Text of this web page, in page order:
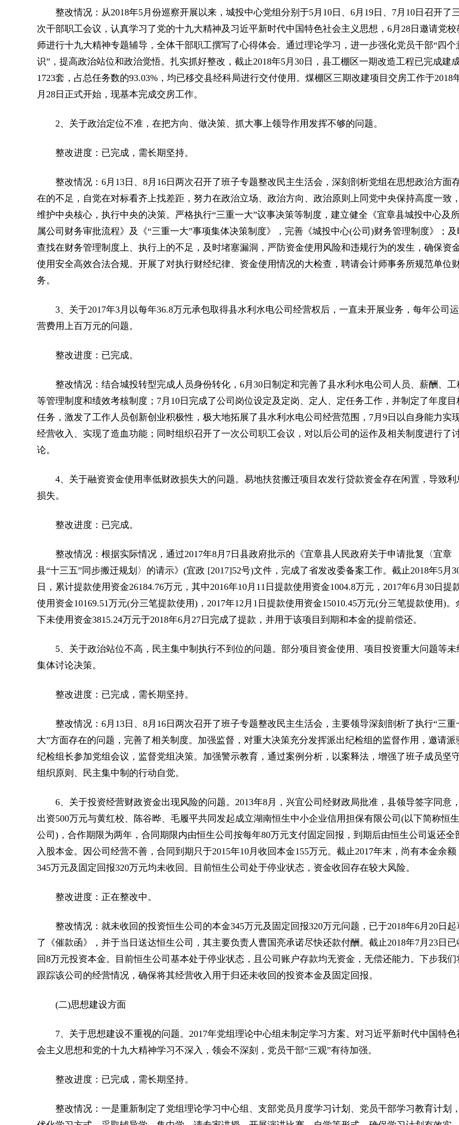
整改情况：从2018年5月份巡察开展以来，城投中心党组分别于5月10日、6月19日、7月10日召开了
次干部职工会议，认真学习了党的十九大精神及习近平新时代中国特色社会主义思想，6月28日邀请党校
师进行十九大精神专题辅导，全体干部职工撰写了心得体会。通过理论学习，进一步强化党员干部“四个
识”，提高政治站位和政治觉悟。扎实抓好整改，截止2018年5月30日，县工棚区一期改造工程已完成建
1723套，占总任务数的93.03%，均已移交县经科局进行交付使用。煤棚区三期改建项目交房工作于2018
月28日正式开始，现基本完成交房工作。
2、关于政治定位不准，在把方向、做决策、抓大事上领导作用发挥不够的问题。
整改进度：已完成，需长期坚持。
整改情况：6月13日、8月16日两次召开了班子专题整改民主生活会，深刻剖析党组在思想政治方面
在的不足，自觉在对标看齐上找差距，努力在政治立场、政治方向、政治原则上同党中央保持高度一致，
维护中央核心，执行中央的决策。严格执行“三重一大”议事决策等制度，建立健全《宜章县城投中心及
属公司财务审批流程》及《“三重一大”事项集体决策制度》，完善《城投中心(公司)财务管理制度》；及
查找在财务管理制度上、执行上的不足，及时堵塞漏洞，严防资金使用风险和违规行为的发生，确保资
使用安全高效合法合规。开展了对执行财经纪律、资金使用情况的大检查，聘请会计师事务所规范单位
务。
3、关于2017年3月以每年36.8万元承包取得县水利水电公司经营权后，一直未开展业务，每年公司运
营费用上百万元的问题。
整改进度：已完成。
整改情况：结合城投转型完成人员身份转化，6月30日制定和完善了县水利水电公司人员、薪酬、工
等管理制度和绩效考核制度；7月10日完成了公司岗位设定及定岗、定人、定任务工作，并制定了年度目
任务，激发了工作人员创新创业积极性，极大地拓展了县水利水电公司经营范围，7月9日以自身能力实
经营收入、实现了造血功能；同时组织召开了一次公司职工会议，对以后公司的运作及相关制度进行了
论。
4、关于融资资金使用率低财政损失大的问题。易地扶贫搬迁项目农发行贷款资金存在闲置，导致利
损失。
整改进度：已完成。
整改情况：根据实际情况，通过2017年8月7日县政府批示的《宜章县人民政府关于申请批复〈宜章
县“十三五”同步搬迁规划〉的请示》(宜政 [2017]52号)文件，完成了省发改委备案工作。截止2018年5月
日，累计提款使用资金26184.76万元，其中2016年10月11日提款使用资金1004.8万元，2017年6月30日提
使用资金10169.51万元(分三笔提款使用)，2017年12月1日提款使用资金15010.45万元(分三笔提款使用)。
下未使用资金3815.24万元于2018年6月27日完成了提款，并用于该项目到期和本金的提前偿还。
5、关于政治站位不高，民主集中制执行不到位的问题。部分项目资金使用、项目投资重大问题等未
集体讨论决策。
整改进度：已完成，需长期坚持。
整改情况：6月13日、8月16日两次召开了班子专题整改民主生活会，主要领导深刻剖析了执行“三重
大”方面存在的问题，完善了相关制度。加强监督，对重大决策充分发挥派出纪检组的监督作用，邀请派
纪检组长参加党组会议，监督党组决策。加强警示教育，通过案例分析，以案释法，增强了班子成员坚
组织原则、民主集中制的行动自觉。
6、关于投资经营财政资金出现风险的问题。2013年8月，兴宜公司经财政局批准，县领导签字同意，
出资500万元与黄红校、陈谷晔、毛履平共同发起成立湖南恒生中小企业信用担保有限公司(以下简称恒生
公司)，合作期限为两年，合同期限内由恒生公司按每年80万元支付固定回报，到期后由恒生公司返还全
入股本金。因公司经营不善，合同到期只于2015年10月收回本金155万元。截止2017年末，尚有本金余额
345万元及固定回报320万元均未收回。目前恒生公司处于停业状态，资金收回存在较大风险。
整改进度：正在整改中。
整改情况：就未收回的投资恒生公司的本金345万元及固定回报320万元问题，已于2018年6月20日起
了《催款函》，并于当日送达恒生公司，其主要负责人曹国亮承诺尽快还款付酬。截止2018年7月23日已
回8万元投资本金。目前恒生公司基本处于停业状态，且公司账户存款均无资金，无偿还能力。下步我们
跟踪该公司的经营情况，确保将其经营收入用于归还未收回的投资本金及固定回报。
(二)思想建设方面
7、关于思想建设不重视的问题。2017年党组理论中心组未制定学习方案。对习近平新时代中国特色
会主义思想和党的十九大精神学习不深入，领会不深刻，党员干部“三观”有待加强。
整改进度：已完成，需长期坚持。
整改情况：一是重新制定了党组理论学习中心组、支部党员月度学习计划、党员干部学习教育计划，